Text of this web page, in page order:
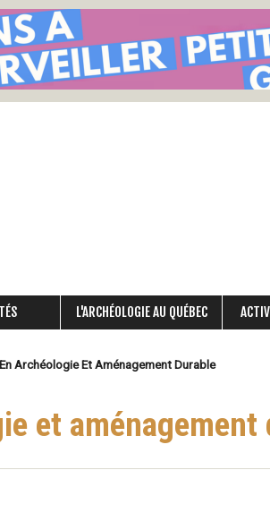
Aller
au
contenu
principal
L'ARCHÉOLOGIE AU QUÉBEC
Archéologie Et Aménagement Durable
et aménagement